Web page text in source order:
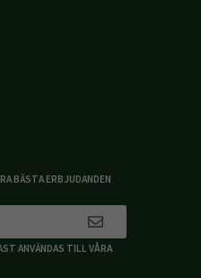
BÄSTA ERBJUDANDEN
ANVÄNDAS TILL VÅRA